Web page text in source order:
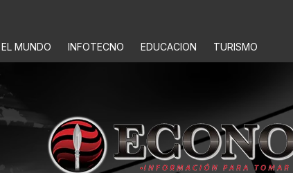
EL MUNDO INFOTECNO EDUCACION TURISMO